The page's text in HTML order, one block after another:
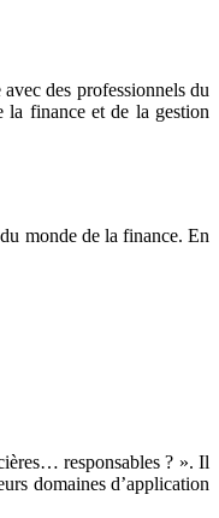
des professionnels du
la finance et de la gestion
monde de la finance. En
responsables ? ». Il
domaines d’application